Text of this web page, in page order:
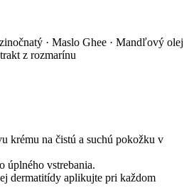
· Maslo Ghee · Mandľový olej
z rozmarínu
krému na čistú a suchú pokožku v
úplného vstrebania.
dermatitídy aplikujte pri každom